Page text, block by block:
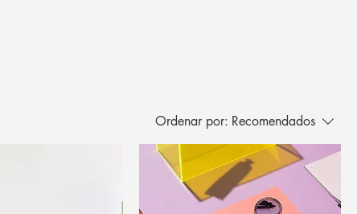
Ordenar por: Recomendados